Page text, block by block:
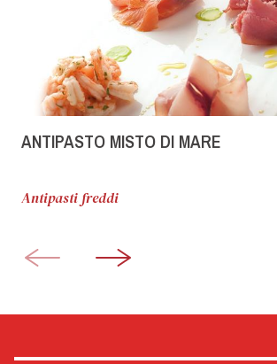
ANTIPASTO MISTO DI MARE
Antipasti freddi